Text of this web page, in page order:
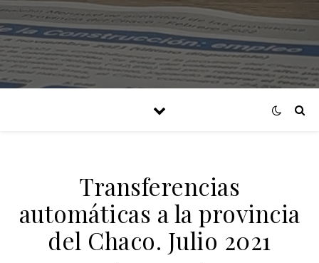
Transferencias
automáticas a la provincia
del Chaco. Julio 2021